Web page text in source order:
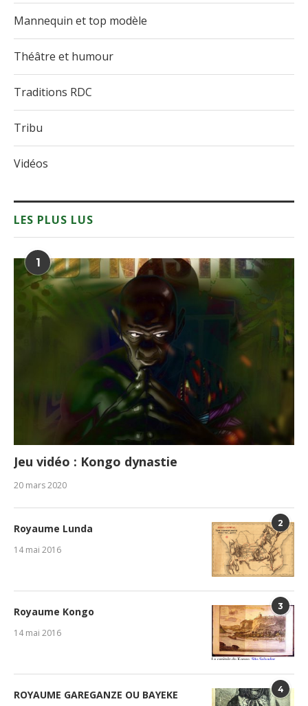
Mannequin et top modèle
Théâtre et humour
Traditions RDC
Tribu
Vidéos
LES PLUS LUS
1
Jeu vidéo : Kongo dynastie
20 mars 2020
2
Royaume Lunda
14 mai 2016
3
Royaume Kongo
14 mai 2016
4
ROYAUME GAREGANZE OU BAYEKE